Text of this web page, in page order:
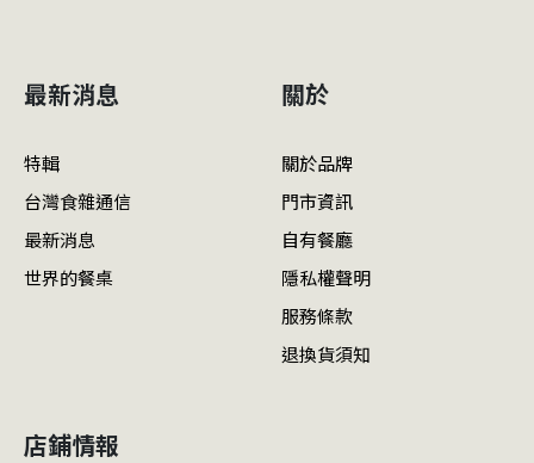
最新消息
特輯
台灣食雜通信
最新消息
世界的餐桌
關於
關於品牌
門市資訊
自有餐廳
隱私權聲明
服務條款
退換貨須知
店鋪情報